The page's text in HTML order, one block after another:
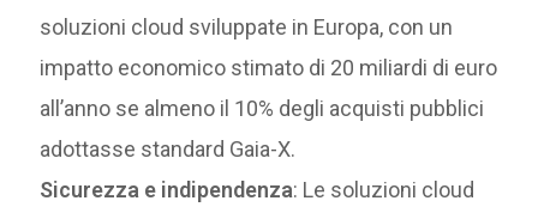
soluzioni cloud sviluppate in Europa, con un
impatto economico stimato di 20 miliardi di euro
all’anno se almeno il 10% degli acquisti pubblici
adottasse standard Gaia-X.
Sicurezza e indipendenza: Le soluzioni cloud